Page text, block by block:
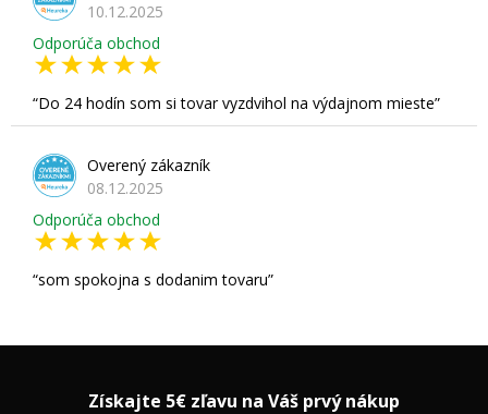
10.12.2025
Odporúča obchod
Do 24 hodín som si tovar vyzdvihol na výdajnom mieste
Overený zákazník
08.12.2025
Odporúča obchod
som spokojna s dodanim tovaru
Získajte 5€ zľavu na Váš prvý nákup